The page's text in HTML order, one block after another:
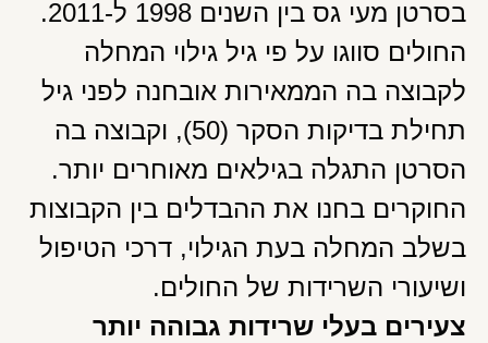
בסרטן מעי גס בין השנים 1998 ל-2011.
החולים סווגו על פי גיל גילוי המחלה
לקבוצה בה הממאירות אובחנה לפני גיל
תחילת בדיקות הסקר (50), וקבוצה בה
הסרטן התגלה בגילאים מאוחרים יותר.
החוקרים בחנו את ההבדלים בין הקבוצות
בשלב המחלה בעת הגילוי, דרכי הטיפול
ושיעורי השרידות של החולים.
צעירים בעלי שרידות גבוהה יותר